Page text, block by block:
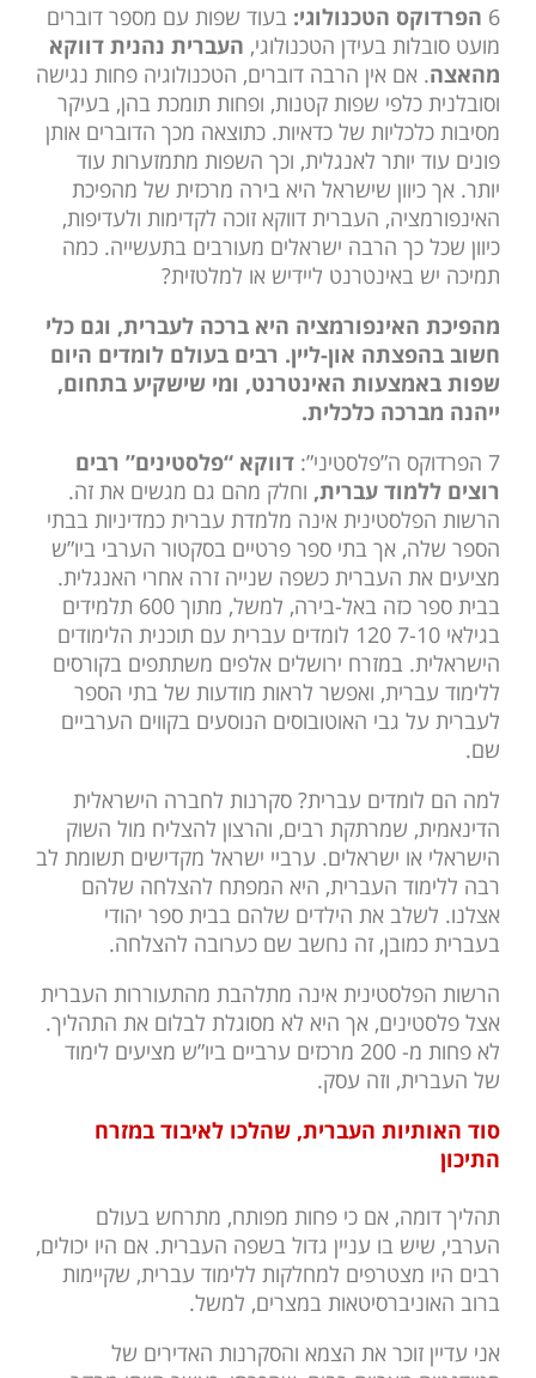
6 הפרדוקס הטכנולוגי: בעוד שפות עם מספר דוברים
מועט סובלות בעידן הטכנולוגי, העברית נהנית דווקא
מהאצה. אם אין הרבה דוברים, הטכנולוגיה פחות נגישה
וסובלנית כלפי שפות קטנות, ופחות תומכת בהן, בעיקר
מסיבות כלכליות של כדאיות. כתוצאה מכך הדוברים אותן
פונים עוד יותר לאנגלית, וכך השפות מתמזערות עוד
יותר. אך כיוון שישראל היא בירה מרכזית של מהפיכת
האינפורמציה, העברית דווקא זוכה לקדימות ולעדיפות,
כיוון שכל כך הרבה ישראלים מעורבים בתעשייה. כמה
תמיכה יש באינטרנט ליידיש או למלטזית?
מהפיכת האינפורמציה היא ברכה לעברית, וגם כלי
חשוב בהפצתה און-ליין. רבים בעולם לומדים היום
שפות באמצעות האינטרנט, ומי שישקיע בתחום,
ייהנה מברכה כלכלית.
7 הפרדוקס ה”פלסטיני”:
דווקא “פלסטינים” רבים
רוצים ללמוד עברית, וחלק מהם גם מגשים את זה.
הרשות הפלסטינית אינה מלמדת עברית כמדיניות בבתי
הספר שלה, אך בתי ספר פרטיים בסקטור הערבי ביו”ש
מציעים את העברית כשפה שנייה זרה אחרי האנגלית.
בבית ספר כזה באל-בירה, למשל, מתוך 600 תלמידים
בגילאי 7-10 120 לומדים עברית עם תוכנית הלימודים
הישראלית. במזרח ירושלים אלפים משתתפים בקורסים
ללימוד עברית, ואפשר לראות מודעות של בתי הספר
לעברית על גבי האוטובוסים הנוסעים בקווים הערביים
שם.
למה הם לומדים עברית? סקרנות לחברה הישראלית
הדינאמית, שמרתקת רבים, והרצון להצליח מול השוק
הישראלי או ישראלים. ערביי ישראל מקדישים תשומת לב
רבה ללימוד העברית, היא המפתח להצלחה שלהם
אצלנו. לשלב את הילדים שלהם בבית ספר יהודי
בעברית כמובן, זה נחשב שם כערובה להצלחה.
הרשות הפלסטינית אינה מתלהבת מהתעוררות העברית
אצל פלסטינים, אך היא לא מסוגלת לבלום את התהליך.
לא פחות מ- 200 מרכזים ערביים ביו”ש מציעים לימוד
של העברית, וזה עסק.
סוד האותיות העברית, שהלכו לאיבוד במזרח
התיכון
תהליך דומה, אם כי פחות מפותח, מתרחש בעולם
הערבי, שיש בו עניין גדול בשפה העברית. אם היו יכולים,
רבים היו מצטרפים למחלקות ללימוד עברית, שקיימות
ברוב האוניברסיטאות במצרים, למשל.
אני עדיין זוכר את הצמא והסקרנות האדירים של